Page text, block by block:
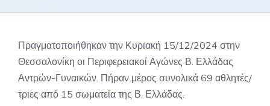
Πραγματοποιήθηκαν την Κυριακή 15/12/2024 στην
Θεσσαλονίκη οι Περιφερειακοί Αγώνες Β. Ελλάδας
Αντρών-Γυναικών. Πήραν μέρος συνολικά 69 αθλητές/
τριες από 15 σωματεία της Β. Ελλάδας.